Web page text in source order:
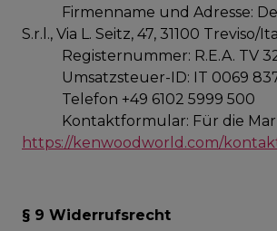
Firmenname und Adresse:
S.r.l., Via L. Seitz, 47, 31100 Treviso/
Registernummer: R.E.A. TV
Umsatzsteuer-ID: IT 0069
Telefon +49 6102 5999 500
Kontaktformular: Für die
https://kenwoodworld.com/
§ 9 Widerrufsrecht